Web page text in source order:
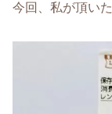
今回、私が頂いた